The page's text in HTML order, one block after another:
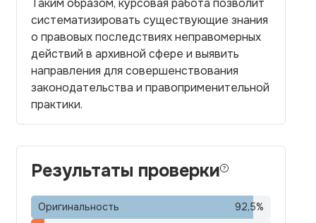
Таким образом, курсовая работа позволит
систематизировать существующие знания
о правовых последствиях неправомерных
действий в архивной сфере и выявить
направления для совершенствования
законодательства и правоприменительной
практики.
Результаты проверки
Оригинальность 92,5%